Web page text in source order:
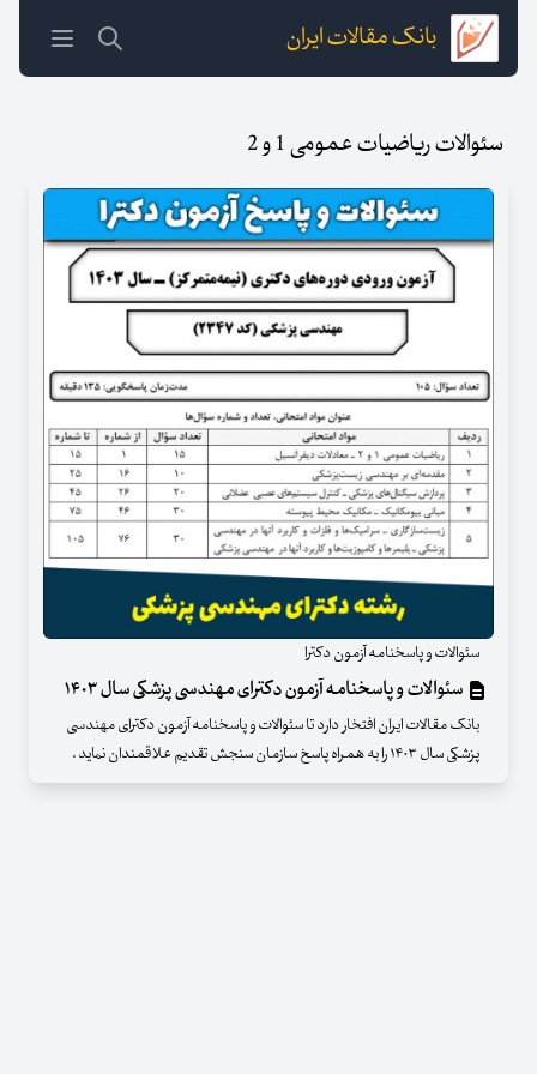
بانک مقالات ایران
سئوالات ریاضیات عمومی 1 و 2
سئوالات و پاسخنامه آزمون دکترا
سئوالات و پاسخنامه آزمون دکترای مهندسی پزشکی سال ۱۴۰۳
بانک مقالات ایران افتخار دارد تا سئوالات و پاسخنامه آزمون دکترای مهندسی
پزشکی سال ۱۴۰۳ را به همراه پاسخ سازمان سنجش تقدیم علاقمندان نماید .